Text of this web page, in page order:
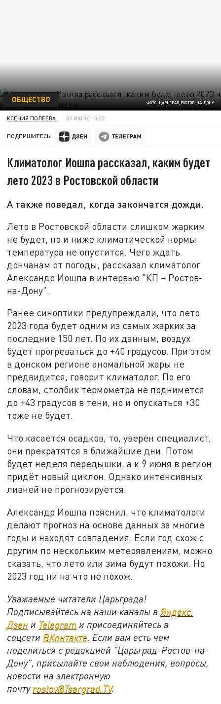
ФОТО: ЦАРЬГРАД РОСТОВ-НА-ДОНУ
ОБЩЕСТВО
КСЕНИЯ ПОЛЕЕВА 03 ИЮНЯ 10:22
ПОДПИШИТЕСЬ:
Климатолог Иошпа рассказал, каким будет
лето 2023 в Ростовской области
А также поведал, когда закончатся дожди.
Лето в Ростовской области слишком жарким
не будет, но и ниже климатической нормы
температура не опустится. Чего ждать
дончанам от погоды, рассказал климатолог
Александр Иошпа в интервью "КП – Ростов-
на-Дону".
Ранее синоптики предупреждали, что лето
2023 года будет одним из самых жарких за
последние 150 лет. По их данным, воздух
будет прогреваться до +40 градусов. При этом
в донском регионе аномальной жары не
предвидится, говорит климатолог. По его
словам, столбик термометра не поднимется
до +43 градусов в тени, но и опускаться +30
тоже не будет.
Что касается осадков, то, уверен специалист,
они прекратятся в ближайшие дни. Потом
будет неделя передышки, а к 9 июня в регион
придёт новый циклон. Однако интенсивных
ливней не прогнозируется.
Александр Иошпа пояснил, что климатологи
делают прогноз на основе данных за многие
годы и находят совпадения. Если год схож с
другим по нескольким метеоявлениям, можно
сказать, что лето или зима будут похожи. Но
2023 год ни на что не похож.
Уважаемые читатели Царьграда!
Подписывайтесь на наши каналы в Яндекс.
Дзен и Telegram и присоединяйтесь в
соцсети ВКонтакте . Если вам есть чем
поделиться с редакцией "Царьград-Ростов-на-
Дону", присылайте свои наблюдения, вопросы,
новости на электронную
почту rostov@Tsargrad.ТV.